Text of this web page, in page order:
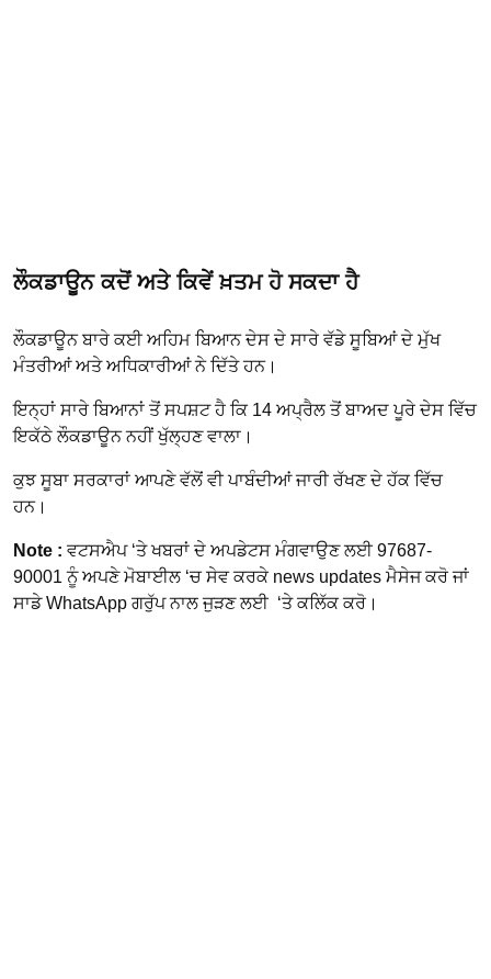
ਲੌਕਡਾਊਨ ਕਦੋਂ ਅਤੇ ਕਿਵੇਂ ਖ਼ਤਮ ਹੋ ਸਕਦਾ ਹੈ
ਲੌਕਡਾਊਨ ਬਾਰੇ ਕਈ ਅਹਿਮ ਬਿਆਨ ਦੇਸ ਦੇ ਸਾਰੇ ਵੱਡੇ ਸੂਬਿਆਂ ਦੇ ਮੁੱਖ
ਮੰਤਰੀਆਂ ਅਤੇ ਅਧਿਕਾਰੀਆਂ ਨੇ ਦਿੱਤੇ ਹਨ।
ਇਨ੍ਹਾਂ ਸਾਰੇ ਬਿਆਨਾਂ ਤੋਂ ਸਪਸ਼ਟ ਹੈ ਕਿ 14 ਅਪ੍ਰੈਲ ਤੋਂ ਬਾਅਦ ਪੂਰੇ ਦੇਸ ਵਿੱਚ
ਇਕੱਠੇ ਲੌਕਡਾਊਨ ਨਹੀਂ ਖੁੱਲ੍ਹਣ ਵਾਲਾ।
ਕੁਝ ਸੂਬਾ ਸਰਕਾਰਾਂ ਆਪਣੇ ਵੱਲੋਂ ਵੀ ਪਾਬੰਦੀਆਂ ਜਾਰੀ ਰੱਖਣ ਦੇ ਹੱਕ ਵਿੱਚ
ਹਨ।
Note : ਵਟਸਐਪ ‘ਤੇ ਖਬਰਾਂ ਦੇ ਅਪਡੇਟਸ ਮੰਗਵਾਉਣ ਲਈ 97687-
90001 ਨੂੰ ਅਪਣੇ ਮੋਬਾਈਲ ‘ਚ ਸੇਵ ਕਰਕੇ news updates ਮੈਸੇਜ ਕਰੋ ਜਾਂ
ਸਾਡੇ WhatsApp ਗਰੁੱਪ ਨਾਲ ਜੁੜਣ ਲਈ ‘ਤੇ ਕਲਿੱਕ ਕਰੋ।